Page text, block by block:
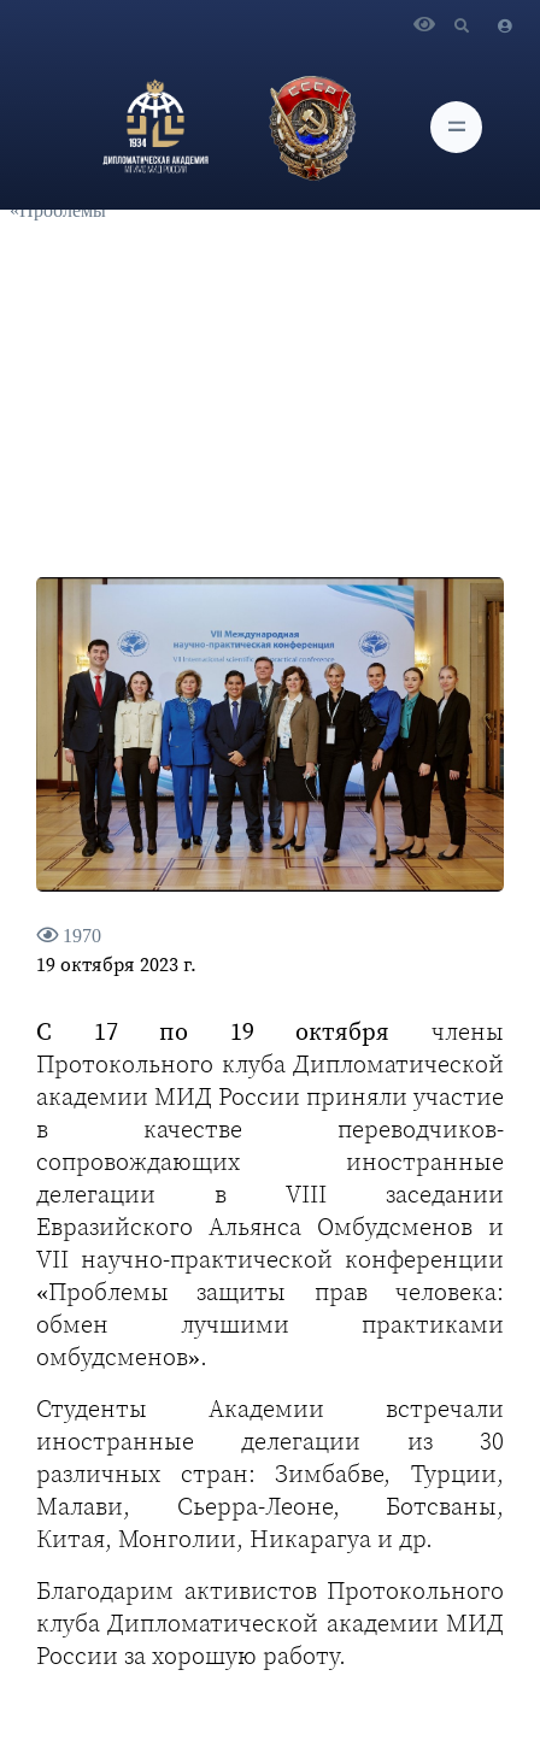
Дипломатической академии МИД России приняли участие в
качестве переводчиков-сопровождающих иностранные
делегации в VIII заседании Евразийского Альянса
Омбудсменов и VII научно-практической конференции
«Проблемы
1970
19 октября 2023 г.
С 17 по 19 октября члены
Протокольного клуба Дипломатической
академии МИД России приняли участие
в качестве переводчиков-
сопровождающих иностранные
делегации в VIII заседании
Евразийского Альянса Омбудсменов и
VII научно-практической конференции
«Проблемы защиты прав человека:
обмен лучшими практиками
омбудсменов».
Студенты Академии встречали
иностранные делегации из 30
различных стран: Зимбабве, Турции,
Малави, Сьерра-Леоне, Ботсваны,
Китая, Монголии, Никарагуа и др.
Благодарим активистов Протокольного
клуба Дипломатической академии МИД
России за хорошую работу.